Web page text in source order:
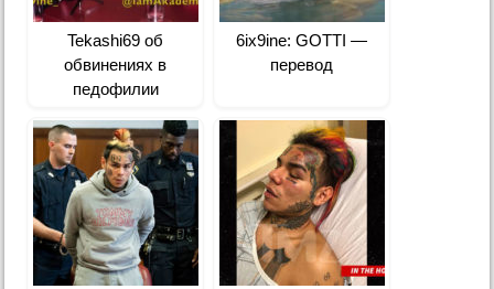
Tekashi69 об
обвинениях в
педофилии
6ix9ine: GOTTI —
перевод